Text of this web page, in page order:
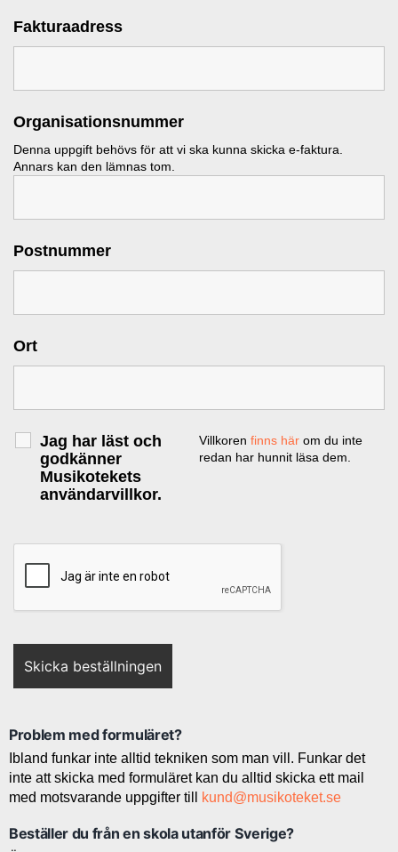
Fakturaadress
Organisationsnummer
Denna uppgift behövs för att vi ska kunna skicka e-faktura.
Annars kan den lämnas tom.
Postnummer
Ort
Jag har läst och
godkänner
Musikotekets
användarvillkor.
Villkoren finns här om du inte
redan har hunnit läsa dem.
Problem med formuläret?
Ibland funkar inte alltid tekniken som man vill. Funkar det
inte att skicka med formuläret kan du alltid skicka ett mail
med motsvarande uppgifter till
kund@musikoteket.se
Beställer du från en skola utanför Sverige?